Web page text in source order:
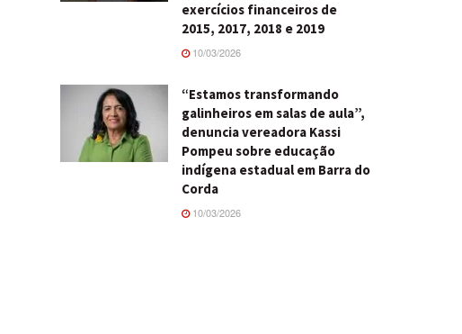
exercícios financeiros de
2015, 2017, 2018 e 2019
10/03/2026
“Estamos transformando
galinheiros em salas de aula”,
denuncia vereadora Kassi
Pompeu sobre educação
indígena estadual em Barra do
Corda
10/03/2026